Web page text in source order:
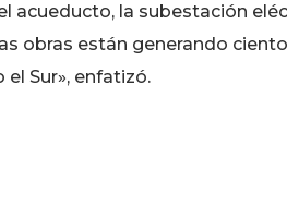
acueducto, la subestación
obras están generando
Sur», enfatizó.